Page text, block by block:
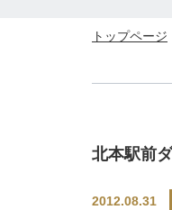
トップページ
北本駅前
2012.08.31